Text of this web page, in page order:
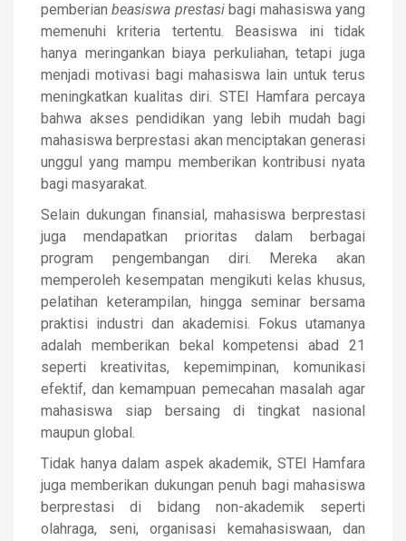
pemberianbeasiswa prestasibagi mahasiswa yang
memenuhi kriteria tertentu. Beasiswa ini tidak
hanya meringankan biaya perkuliahan, tetapi juga
menjadi motivasi bagi mahasiswa lain untuk terus
meningkatkan kualitas diri. STEI Hamfara percaya
bahwa akses pendidikan yang lebih mudah bagi
mahasiswa berprestasi akan menciptakan generasi
unggul yang mampu memberikan kontribusi nyata
bagi masyarakat.
Selain dukungan finansial, mahasiswa berprestasi
juga mendapatkan prioritas dalam berbagai
program pengembangan diri. Mereka akan
memperoleh kesempatan mengikuti kelas khusus,
pelatihan keterampilan, hingga seminar bersama
praktisi industri dan akademisi. Fokus utamanya
adalah memberikan bekal kompetensi abad 21
seperti kreativitas, kepemimpinan, komunikasi
efektif, dan kemampuan pemecahan masalah agar
mahasiswa siap bersaing di tingkat nasional
maupun global.
Tidak hanya dalam aspek akademik, STEI Hamfara
juga memberikan dukungan penuh bagi mahasiswa
berprestasi di bidang non-akademik seperti
olahraga, seni, organisasi kemahasiswaan, dan